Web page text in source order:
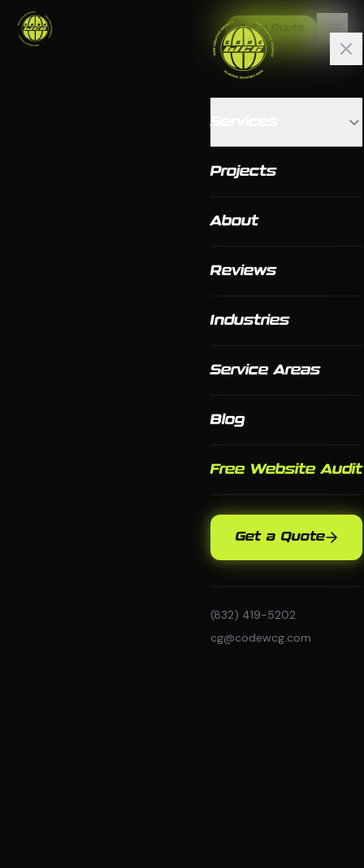
Get a Quote
Projects
About
Reviews
Industries
Service Areas
Blog
Free Website Audit
Get a Quote
(832) 419-5202
cg@codewcg.com